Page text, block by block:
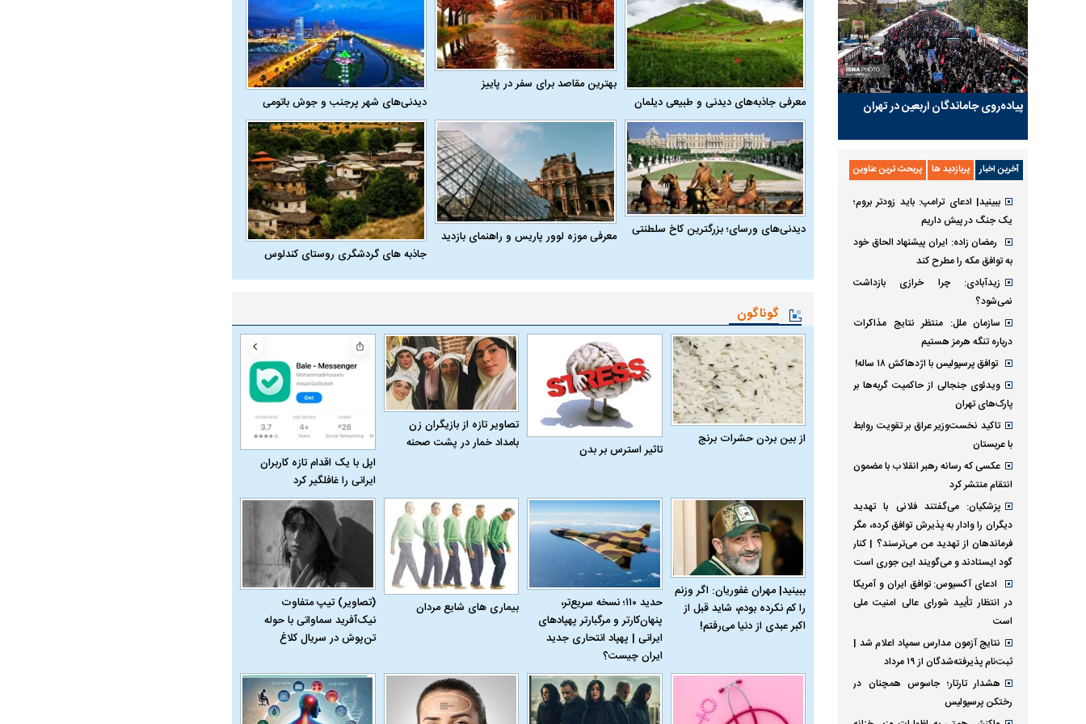
معرفی جاذبه‌های دیدنی و طبیعی دیلمان
بهترین مقاصد برای سفر در پاییز
دیدنی‌های شهر پرجنب و جوش باتومی
دیدنی‌های ورسای؛ بزرگترین کاخ سلطنتی
معرفی موزه لوور پاریس و راهنمای بازدید
جاذبه های گردشگری روستای کندلوس
گوناگون
از بین بردن حشرات برنج
تاثیر استرس بر بدن
تصاویر تازه از بازیگران زن
بامداد خمار در پشت صحنه
اپل با یک اقدام تازه کاربران
ایرانی را غافلگیر کرد
ببینید| مهران غفوریان: اگر وزنم
را کم نکرده بودم، شاید قبل از
اکبر عبدی از دنیا می‌رفتم!
حدید ۱۱۰؛ نسخه سریع‌تر،
پنهان‌کارتر و مرگبارتر پهپادهای
ایرانی | پهپاد انتحاری جدید
ایران چیست؟
بیماری‌ های شایع مردان
(تصاویر) تیپ متفاوت
نیک‌آفرید سماواتی با حوله
تن‌پوش در سریال کلاغ
پیاده‌روی جاماندگان اربعین در تهران
آخرین اخبار پربازدید ها پربحث ترین عناوین
ببینید| ادعای ترامپ: باید زودتر بروم؛
یک جنگ در پیش داریم
رمضان زاده: ایران پیشنهاد الحاق خود
به توافق مکه را مطرح کند
زیدآبادی: چرا خرازی بازداشت
نمی‌شود؟
سازمان ملل: منتظر نتایج مذاکرات
درباره تنگه هرمز هستیم
توافق پرسپولیس با اژدهاکش ۱۸ ساله!
ویدئوی جنجالی از حاکمیت گربه‌ها بر
پارک‌های تهران
تاکید نخست‌وزیر عراق بر تقویت روابط
با عربستان
عکسی که رسانه رهبر انقلاب با مضمون
انتقام منتشر کرد
پزشکیان: می‌گفتند فلانی با تهدید
دیگران را وادار به پذیرش توافق کرده، مگر
فرماندهان از تهدید من می‌ترسند؟ | کنار
گود ایستادند و می‌گویند این جوری است
ادعای آکسیوس: توافق ایران و آمریکا
در انتظار تأیید شورای عالی امنیت ملی
است
نتایج آزمون مدارس سمپاد اعلام شد |
ثبت‌نام پذیرفته‌شدگان از ۱۹ مرداد
هشدار تارتار؛ جاسوس همچنان در
رختکن پرسپولیس